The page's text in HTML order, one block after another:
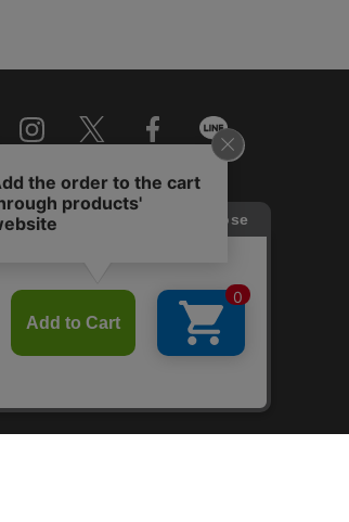
Line
RAGTAG 公式アプリ
RAGTAG MEMBER'S CARD
RAGTAG MAGAZINE